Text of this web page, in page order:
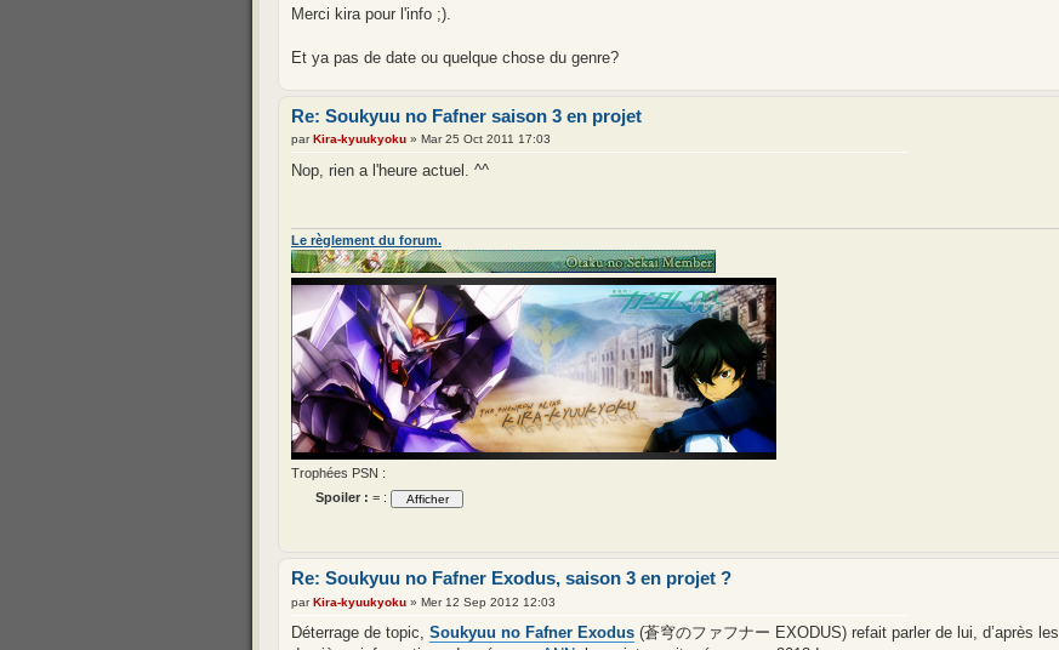
Merci kira pour l'info ;).
Et ya pas de date ou quelque chose du genre?
Re: Soukyuu no Fafner saison 3 en projet
parKira-kyuukyoku » Mar 25 Oct 2011 17:03
Nop, rien a l'heure actuel. ^^
Le règlement du forum.
Trophées PSN :
Spoiler : = :
Re: Soukyuu no Fafner Exodus, saison 3 en projet ?
parKira-kyuukyoku » Mer 12 Sep 2012 12:03
Déterrage de topic, Soukyuu no Fafner Exodus (蒼穹のファフナー EXODUS) refait parler de lui, d’après les